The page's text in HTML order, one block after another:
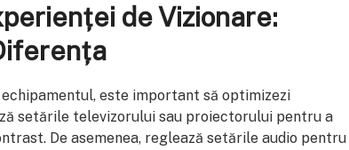
de Vizionare:
este important să optimizezi
setările televizorului sau proiectorului pentru a
De asemenea, reglează setările audio pentru